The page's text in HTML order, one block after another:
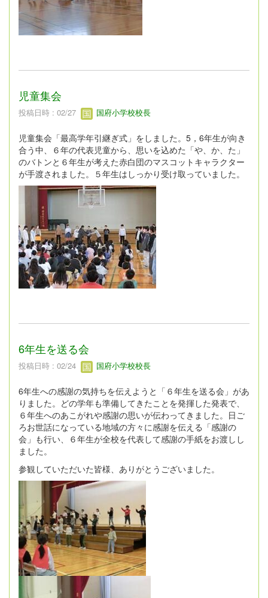
児童集会
投稿日時 : 02/27 国府小学校校長
児童集会「最高学年引継ぎ式」をしました。5，6年生が向き
合う中、６年の代表児童から、思いを込めた「や、か、た」
のバトンと６年生が考えた赤白団のマスコットキャラクター
が手渡されました。５年生はしっかり受け取っていました。
6年生を送る会
投稿日時 : 02/24 国府小学校校長
6年生への感謝の気持ちを伝えようと「６年生を送る会」があ
りました。どの学年も準備してきたことを発揮した発表で、
６年生へのあこがれや感謝の思いが伝わってきました。日ご
ろお世話になっている地域の方々に感謝を伝える「感謝の
会」も行い、６年生が全校を代表して感謝の手紙をお渡しし
ました。
参観していただいた皆様、ありがとうございました。